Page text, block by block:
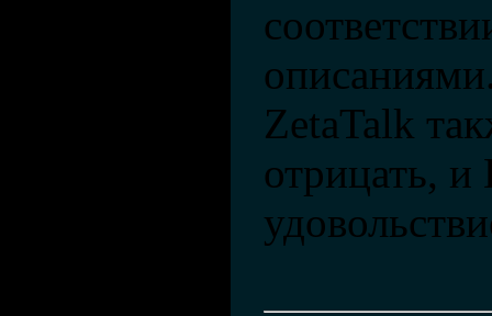
ZetaTalk
отрицать,